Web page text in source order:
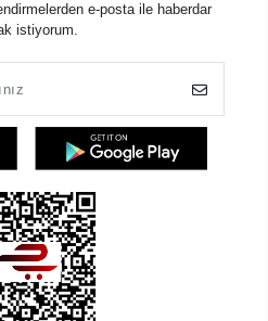
e-posta ile haberdar
istiyorum.